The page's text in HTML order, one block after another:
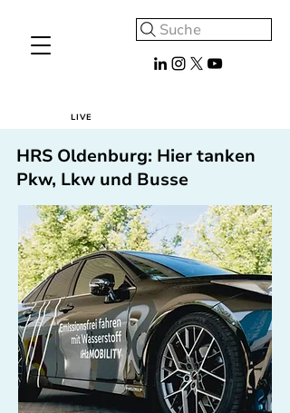
Suche
LIVE
HRS Oldenburg: Hier tanken
Pkw, Lkw und Busse